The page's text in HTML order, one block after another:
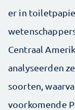
er in
Centraal
analyseerden
soorten,
voorkomende